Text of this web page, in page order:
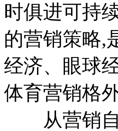
时俱进可持
的营销策略,
经济、眼球
体育营销格
从营销自